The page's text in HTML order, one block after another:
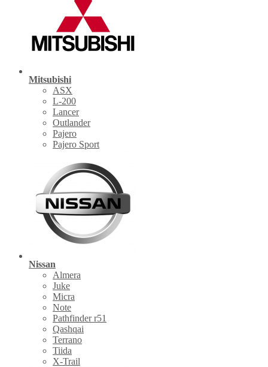
Mitsubishi
ASX
L-200
Lancer
Outlander
Pajero
Pajero Sport
Nissan
Almera
Juke
Micra
Note
Pathfinder r51
Qashqai
Terrano
Tiida
X-Trail